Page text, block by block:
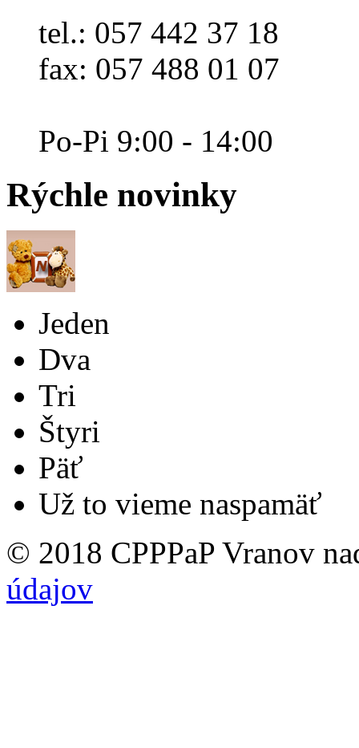
tel.: 057 442 37 18
fax: 057 488 01 07
Po-Pi 9:00 - 14:00
Rýchle novinky
Jeden
Dva
Tri
Štyri
Päť
Už to vieme naspamäť
© 2018 CPPPaP Vranov
údajov